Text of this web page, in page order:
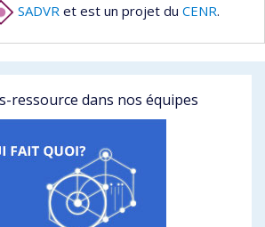
SADVR et est un projet du CENR.
ressource dans nos équipes